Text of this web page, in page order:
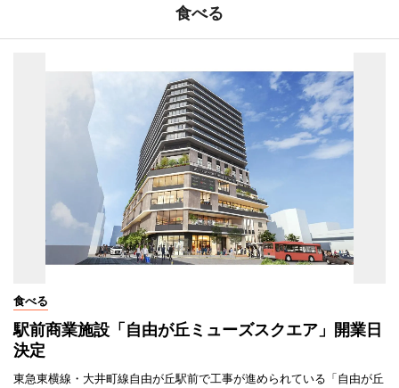
食べる
食べる
駅前商業施設「自由が丘ミューズスクエア」開業日
決定
東急東横線・大井町線自由が丘駅前で工事が進められている「自由が丘